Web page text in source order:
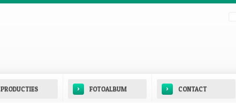
PRODUCTIES › FOTOALBUM › CONTACT